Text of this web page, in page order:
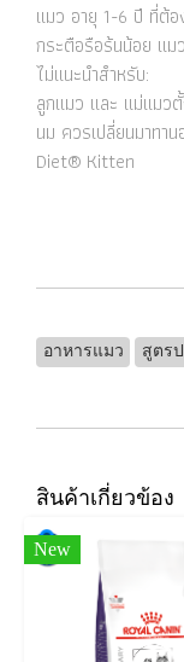
แมว อายุ 1-6 ปี ที่ต้อ
กระตือรือร้นน้อย แม
ไม่แนะนำสำหรับ:
ลูกแมว และ แม่แมว
นม ควรเปลี่ยนมาทา
Diet® Kitten
อาหารแมว สูตร
สินค้าเกี่ยวข้อง
New